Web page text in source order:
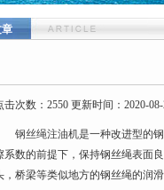
击次数：2550 更新时间：2020-
钢丝绳注油机是一种改进型的
系数的前提下，保持钢丝绳表面
，桥梁等类似地方的钢丝绳的润